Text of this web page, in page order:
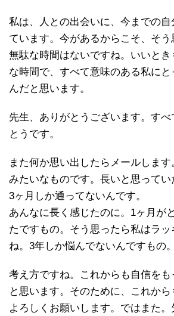
私は、人との出会いに、今までの自
ています。今があるからこそ、そう
無駄な時間はないですね。いいと
な時間で、すべて意味のある私に
んだと思います。
先生、ありがとうございます。す
とうです。
また何か思い出したらメールしま
みたいなものです。長いと思ってい
3ヶ月しか通ってないんです。
あんなに長く感じたのに。1ヶ月が
たですもの。そう思ったら私はラッ
ね。3年しか悩んでないんですもの。
考え方ですね。これからも自信を
と思います。そのために、これから
よろしくお願いします。ではまた。